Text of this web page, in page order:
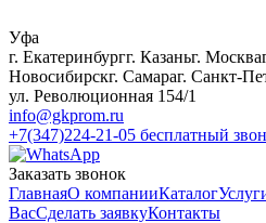
Уфа
г. Екатеринбургг. Казаньг. Москва
Новосибирскг. Самараг. Санкт-
ул. Революционная 154/1
info@gkprom.ru
+7(347)224-21-05 бесплатный
Заказать звонок
ГлавнаяО компанииКаталог
ВасСделать заявкуКонтакты